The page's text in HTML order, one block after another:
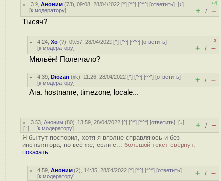
3.9 ,Аноним (73), 09:08, 28/04/2022 [^] [^^] [^^^] [ответить][↓]
[к модератору]
+4
+ / –
Тысяч?
4.24 ,Xo (?), 09:57, 28/04/2022 [^] [^^] [^^^] [ответить]
[к модератору]
–3
+ / –
Мильён! Полегчало?
4.39 ,Diozan (ok), 11:26, 28/04/2022 [^] [^^] [^^^] [ответить]
[к модератору] + / –
Ага. hostname, timezone, locale...
3.53 ,Аноним (80), 13:59, 28/04/2022 [^] [^^] [^^^] [ответить][↓]
[↑] [к модератору] + / –
Я бы тут поспорил, хотя я вполне справляюсь и без
инсталятора, но всё же, если с... большой текст свёрнут,
показать
4.59 ,Аноним (2), 14:35, 28/04/2022 [^] [^^] [^^^] [ответить]
[к модератору] + / –